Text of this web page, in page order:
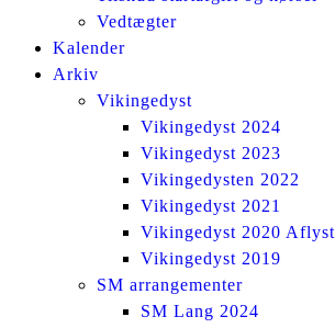
Vedtægter
Kalender
Arkiv
Vikingedyst
Vikingedyst 2024
Vikingedyst 2023
Vikingedysten 2022
Vikingedyst 2021
Vikingedyst 2020 Aflyst
Vikingedyst 2019
SM arrangementer
SM Lang 2024